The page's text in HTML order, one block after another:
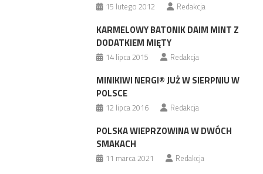
15 lutego 2012 Redakcja
KARMELOWY BATONIK DAIM MINT Z
DODATKIEM MIĘTY
14 lipca 2015 Redakcja
MINIKIWI NERGI® JUŻ W SIERPNIU W
POLSCE
12 lipca 2016 Redakcja
POLSKA WIEPRZOWINA W DWÓCH
SMAKACH
11 marca 2021 Redakcja